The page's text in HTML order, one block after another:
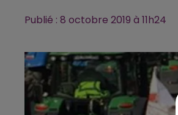
Publié : 8 octobre 2019 à 11h24